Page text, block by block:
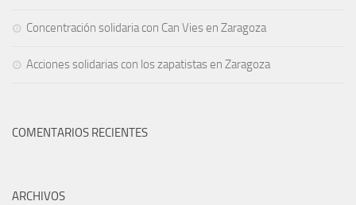
Concentración solidaria con Can Vies en Zaragoza
Acciones solidarias con los zapatistas en Zaragoza
COMENTARIOS RECIENTES
ARCHIVOS